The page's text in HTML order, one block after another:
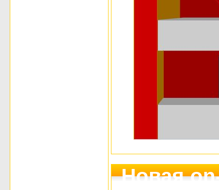
Новая